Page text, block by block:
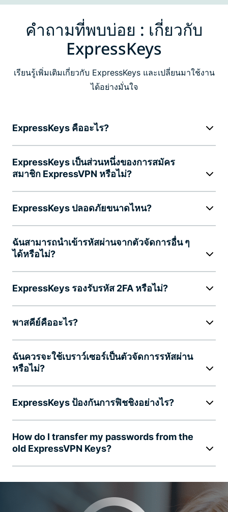
คำถามที่พบบ่อย : เกี่ยวกับ
ExpressKeys
เรียนรู้เพิ่มเติมเกี่ยวกับ ExpressKeys และเปลี่ยนมาใช้งาน
ได้อย่างมั่นใจ
ExpressKeys คืออะไร?
ExpressKeys เป็นส่วนหนึ่งของการสมัคร
สมาชิก ExpressVPN หรือไม่?
ExpressKeys ปลอดภัยขนาดไหน?
ฉันสามารถนำเข้ารหัสผ่านจากตัวจัดการอื่น ๆ
ได้หรือไม่?
ExpressKeys รองรับรหัส 2FA หรือไม่?
พาสคีย์คืออะไร?
ฉันควรจะใช้เบราว์เซอร์เป็นตัวจัดการรหัสผ่าน
หรือไม่?
ExpressKeys ป้องกันการฟิชชิงอย่างไร?
How do I transfer my passwords from the
old ExpressVPN Keys?